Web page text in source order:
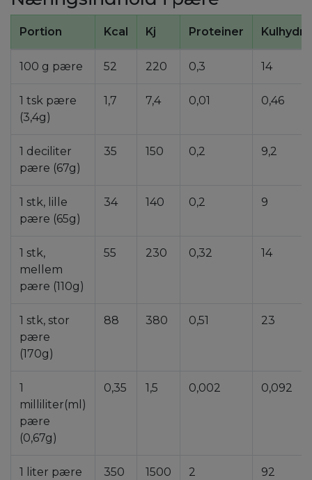
Portion Kcal Kj Proteiner
100 g pære 52 220 0,3 14
1 tsk pære
(3,4g)
1,7 7,4 0,01 0,46
1 deciliter
pære (67g)
35 150 0,2 9,2
1 stk, lille
pære (65g)
34 140 0,2 9
1 stk,
mellem
pære (110g)
55 230 0,32 14
1 stk, stor
pære
(170g)
88 380 0,51 23
1
milliliter(ml)
pære
(0,67g)
0,35 1,5 0,002 0,092
1 liter pære
350 1500 2 92